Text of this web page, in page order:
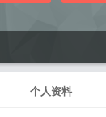
个人资料